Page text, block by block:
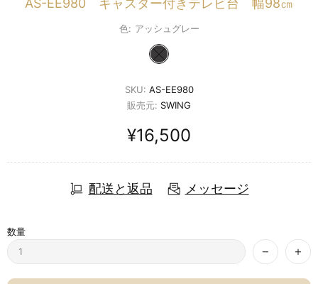
AS-EE980 キャスター付きテレビ台 幅98㎝
色: アッシュグレー
SKU: AS-EE980
販売元: SWING
¥16,500
配送と返品 メッセージ
数量